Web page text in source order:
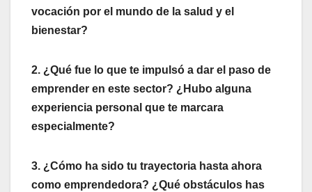
vocación por el mundo de la salud y el
bienestar?
2. ¿Qué fue lo que te impulsó a dar el paso de
emprender en este sector? ¿Hubo alguna
experiencia personal que te marcara
especialmente?
3. ¿Cómo ha sido tu trayectoria hasta ahora
como emprendedora? ¿Qué obstáculos has